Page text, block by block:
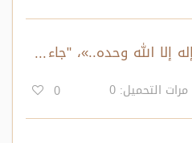
إلا الله وحده..»، "جاء
مرات التحميل: 0 0